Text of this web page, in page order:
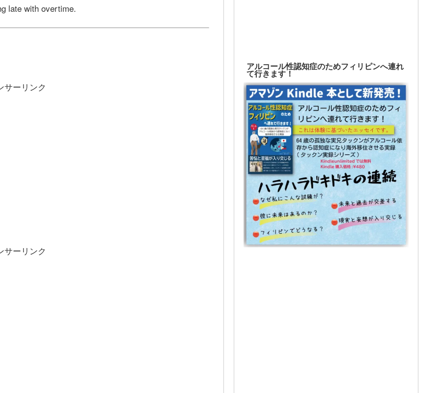
late with overtime.
サーリンク
サーリンク
アルコール性認知症のためフィリピンへ連れ
て行きます！